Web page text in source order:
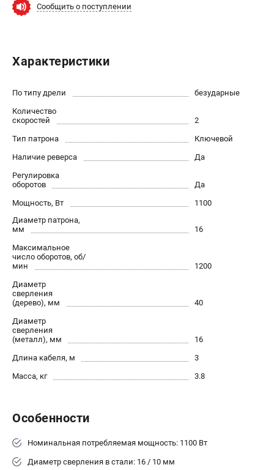
СЕРВИС
Сервисный центр
ИНФОРМАЦИЯ
Юридическим лицам
Контакты
Правила обмена и возврата
Способы оплаты
О компании
О бренде
Политика обработки персональных данных
Новости
Программа бонусов
Как нас найти
Пользовательское соглашение
СЕТЕВОЙ ЭЛЕКТРОИНСТРУМЕНТ
Угловые шлифмашины (УШМ)
Перфораторы
Дрели
Лобзики
Пылесосы
Аккумуляторные перфораторы
Аккумуляторные УШМ
Сообщить о поступлении
Характеристики
По типу дрели
безударные
Количество
скоростей
2
Тип патрона
Ключевой
Наличие реверса
Да
Регулировка
оборотов
Да
Мощность, Вт
1100
Диаметр патрона,
мм
16
Максимальное
число оборотов, об/
мин
1200
Диаметр
сверления
(дерево), мм
40
Диаметр
сверления
(металл), мм
16
Длина кабеля, м
3
Масса, кг
3.8
Особенности
Номинальная потребляемая мощность: 1100 Вт
Диаметр сверления в стали: 16 / 10 мм